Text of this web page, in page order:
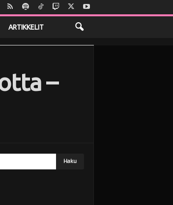
ARTIKKELIT
–